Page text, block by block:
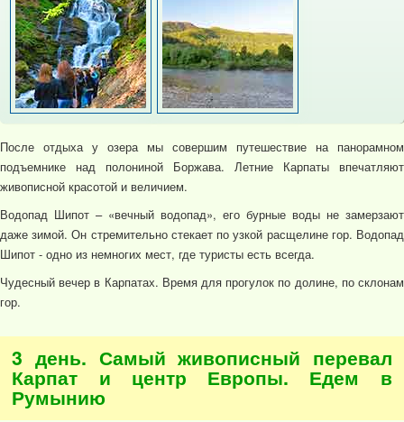
После отдыха у озера мы совершим путешествие на панорамном
подъемнике над полониной Боржава. Летние Карпаты впечатляют
живописной красотой и величием.
Водопад Шипот – «вечный водопад», его бурные воды не замерзают
даже зимой. Он стремительно стекает по узкой расщелине гор. Водопад
Шипот - одно из немногих мест, где туристы есть всегда.
Чудесный вечер в Карпатах. Время для прогулок по долине, по склонам
гор.
3 день. Самый живописный перевал
Карпат и центр Европы. Едем в
Румынию